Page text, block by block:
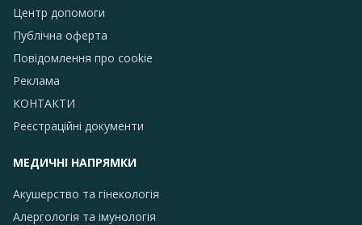
Центр допомоги
Публічна оферта
Повідомлення про сookie
Реклама
КОНТАКТИ
Реєстраційні документи
МЕДИЧНІ НАПРЯМКИ
Акушерство та гінекологія
Алергологія та імунологія